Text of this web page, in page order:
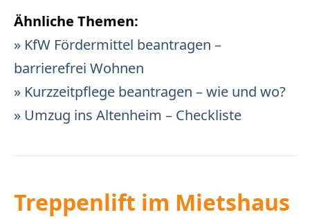
Ähnliche Themen:
» KfW Fördermittel beantragen –
barrierefrei Wohnen
» Kurzzeitpflege beantragen – wie und wo?
» Umzug ins Altenheim – Checkliste
Treppenlift im Mietshaus